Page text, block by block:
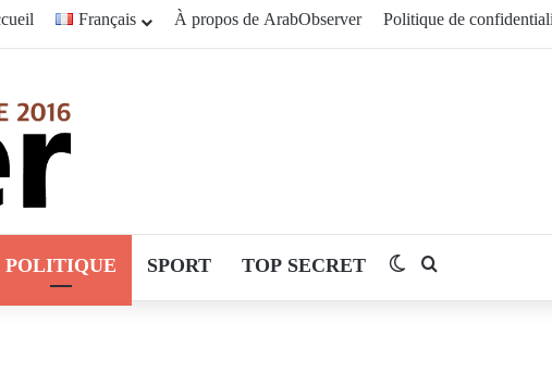
Français À propos de ArabObserver Politique de
POLITIQUE SPORT TOP SECRET Switch skin